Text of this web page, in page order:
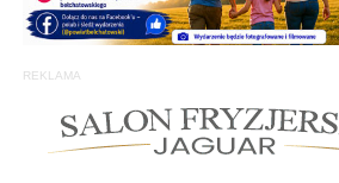
REKLAMA